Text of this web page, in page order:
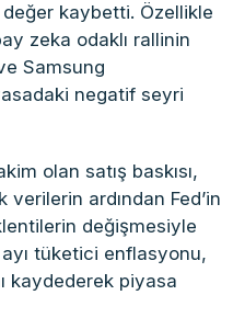
kaybetti. Özellikle
zeka odaklı rallinin
Samsung
negatif seyri
olan satış baskısı,
verilerin ardından Fed’in
değişmesiyle
ayı tüketici enflasyonu,
kaydederek piyasa